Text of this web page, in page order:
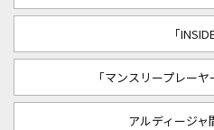
「
「マンスリープレーヤ
アルディージャ